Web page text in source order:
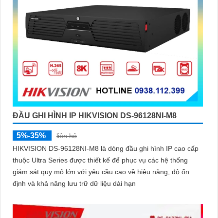
ĐẦU GHI HÌNH IP HIKVISION DS-96128NI-M8
5%-35%
liên hệ
HIKVISION DS-96128NI-M8 là dòng đầu ghi hình IP cao cấp
thuộc Ultra Series được thiết kế để phục vụ các hệ thống
giám sát quy mô lớn với yêu cầu cao về hiệu năng, độ ổn
định và khả năng lưu trữ dữ liệu dài hạn